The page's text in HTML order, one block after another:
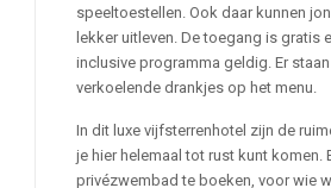
speeltoestellen. Ook daar kunnen
lekker uitleven. De toegang is gratis
inclusive programma geldig. Er
verkoelende drankjes op het menu.
In dit luxe vijfsterrenhotel zijn de
je hier helemaal tot rust kunt komen.
privézwembad te boeken, voor wie